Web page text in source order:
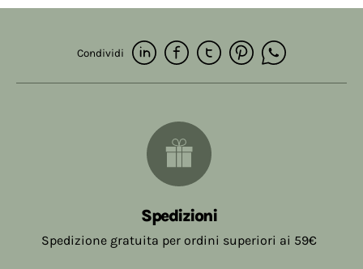
Condividi
Spedizioni
Spedizione gratuita per ordini superiori ai 59€